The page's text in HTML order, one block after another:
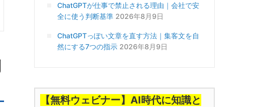
ChatGPTが仕事で禁止される理由｜会社で安
全に使う判断基準 2026年8月9日
ChatGPTっぽい文章を直す方法｜集客文を自
然にする7つの指示 2026年8月9日
【無料ウェビナー】AI時代に知識と